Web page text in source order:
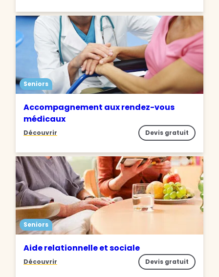
Seniors
Accompagnement aux rendez-vous
médicaux
Découvrir Devis gratuit
Seniors
Aide relationnelle et sociale
Découvrir Devis gratuit